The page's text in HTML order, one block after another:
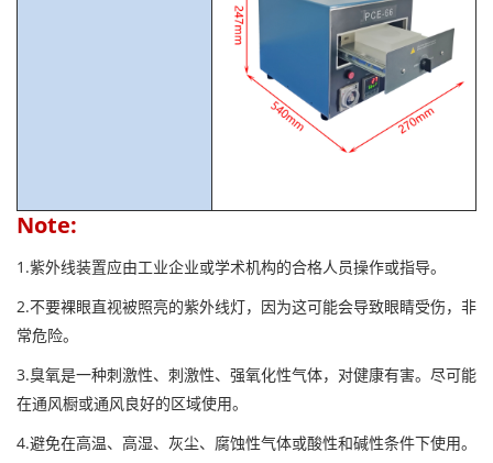
Note:
1.紫外线装置应由工业企业或学术机构的合格人员操作或指导。
2.不要裸眼直视被照亮的紫外线灯，因为这可能会导致眼睛受伤，非
常危险。
3.臭氧是一种刺激性、刺激性、强氧化性气体，对健康有害。尽可能
在通风橱或通风良好的区域使用。
4.避免在高温、高湿、灰尘、腐蚀性气体或酸性和碱性条件下使用。